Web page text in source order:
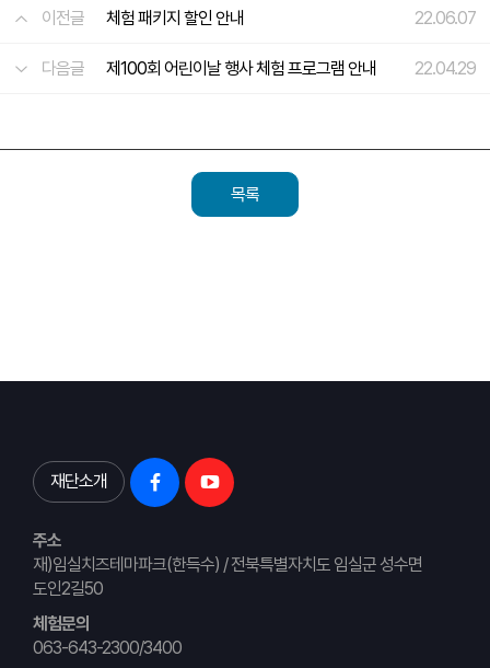
이전글 체험 패키지 할인 안내 22.06.07
다음글 제100회 어린이날 행사 체험 프로그램 안내 22.04.29
목록
재단소개
주소
재)임실치즈테마파크(한득수) / 전북특별자치도 임실군 성수면
도인2길50
체험문의
063-643-2300/3400